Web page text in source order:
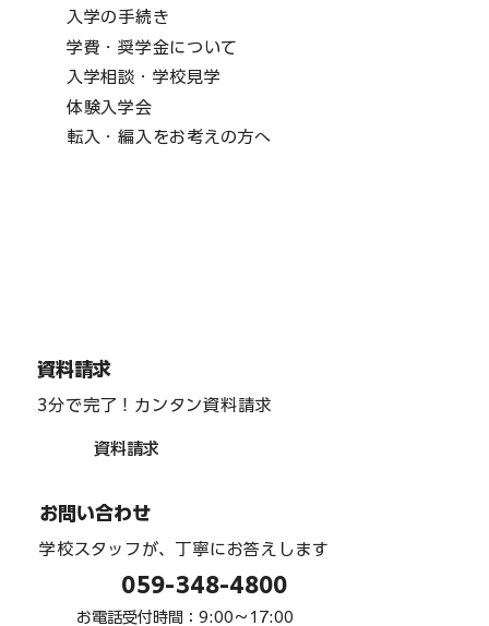
入学の手続き
学費・奨学金について
入学相談・学校見学
体験入学会
転入・編入をお考えの方へ
資料請求
3分で完了！カンタン資料請求
資料請求
お問い合わせ
学校スタッフが、丁寧にお答えします
059-348-4800
お電話受付時間：9:00〜17:00